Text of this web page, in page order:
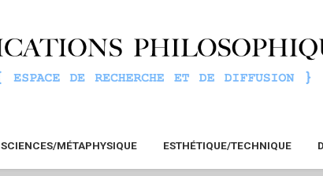
SCIENCES/MÉTAPHYSIQUE ESTHÉTIQUE/TECHNIQUE